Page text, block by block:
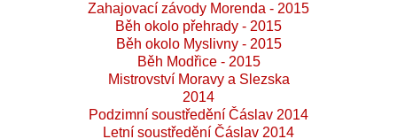
Zahajovací závody Morenda - 2015
Běh okolo přehrady - 2015
Běh okolo Myslivny - 2015
Běh Modřice - 2015
Mistrovství Moravy a Slezska
2014
Podzimní soustředění Čáslav 2014
Letní soustředění Čáslav 2014